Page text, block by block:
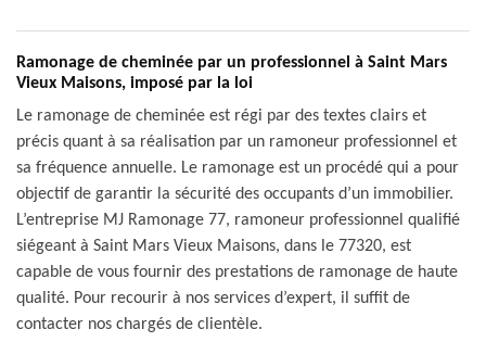
Ramonage de cheminée par un professionnel à Saint Mars
Vieux Maisons, imposé par la loi
Le ramonage de cheminée est régi par des textes clairs et
précis quant à sa réalisation par un ramoneur professionnel et
sa fréquence annuelle. Le ramonage est un procédé qui a pour
objectif de garantir la sécurité des occupants d’un immobilier.
L’entreprise MJ Ramonage 77, ramoneur professionnel qualifié
siégeant à Saint Mars Vieux Maisons, dans le 77320, est
capable de vous fournir des prestations de ramonage de haute
qualité. Pour recourir à nos services d’expert, il suffit de
contacter nos chargés de clientèle.